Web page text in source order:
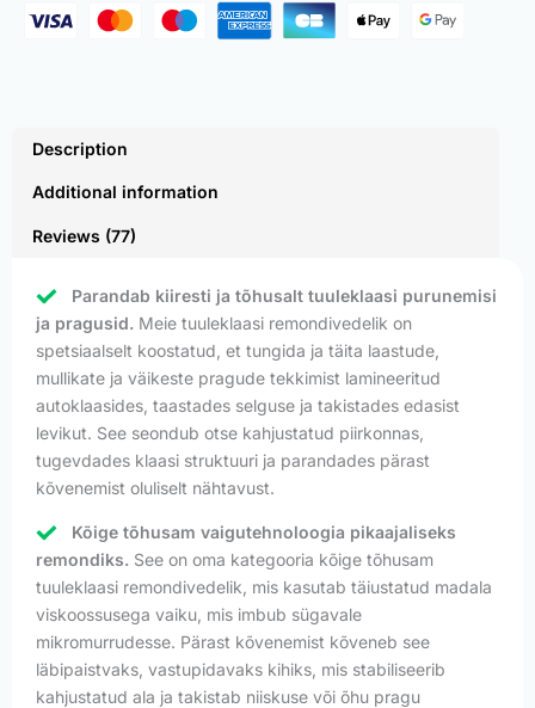
Description
Additional information
Reviews (77)
Parandab kiiresti ja tõhusalt tuuleklaasi purunemisi
ja pragusid. Meie tuuleklaasi remondivedelik on
spetsiaalselt koostatud, et tungida ja täita laastude,
mullikate ja väikeste pragude tekkimist lamineeritud
autoklaasides, taastades selguse ja takistades edasist
levikut. See seondub otse kahjustatud piirkonnas,
tugevdades klaasi struktuuri ja parandades pärast
kõvenemist oluliselt nähtavust.
Kõige tõhusam vaigutehnoloogia pikaajaliseks
remondiks. See on oma kategooria kõige tõhusam
tuuleklaasi remondivedelik, mis kasutab täiustatud madala
viskoossusega vaiku, mis imbub sügavale
mikromurrudesse. Pärast kõvenemist kõveneb see
läbipaistvaks, vastupidavaks kihiks, mis stabiliseerib
kahjustatud ala ja takistab niiskuse või õhu pragu